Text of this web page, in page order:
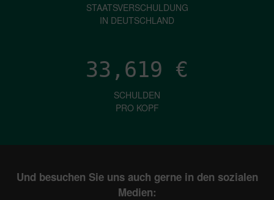
STAATSVERSCHULDUNG
IN DEUTSCHLAND
33,619 €
SCHULDEN
PRO KOPF
Und besuchen Sie uns auch gerne in den sozialen
Medien: